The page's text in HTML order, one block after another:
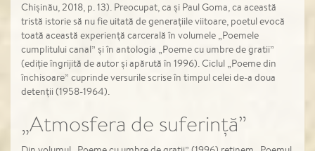
Chișinău, 2018, p. 13). Preocupat, ca și Paul Goma, ca această
tristă istorie să nu fie uitată de generațiile viitoare, poetul evocă
toată această experiență carcerală în volumele „Poemele
cumplitului canal” și în antologia „Poeme cu umbre de gratii”
(ediție îngrijită de autor și apărută în 1996). Ciclul „Poeme din
închisoare” cuprinde versurile scrise în timpul celei de-a doua
detenții (1958-1964).
„Atmosfera de suferință”